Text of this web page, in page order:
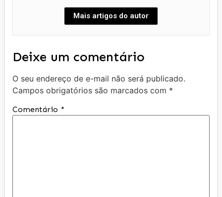
Mais artigos do autor
Deixe um comentário
O seu endereço de e-mail não será publicado.
Campos obrigatórios são marcados com *
Comentário *